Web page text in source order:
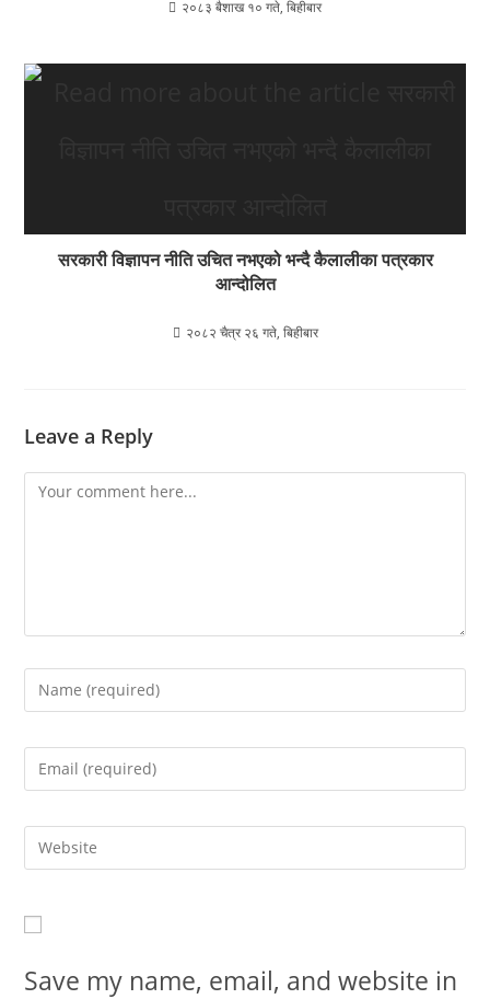
२०८३ बैशाख १० गते, बिहीबार
सरकारी विज्ञापन नीति उचित नभएको भन्दै कैलालीका पत्रकार
आन्दोलित
२०८२ चैत्र २६ गते, बिहीबार
Leave a Reply
Save my name, email, and website in